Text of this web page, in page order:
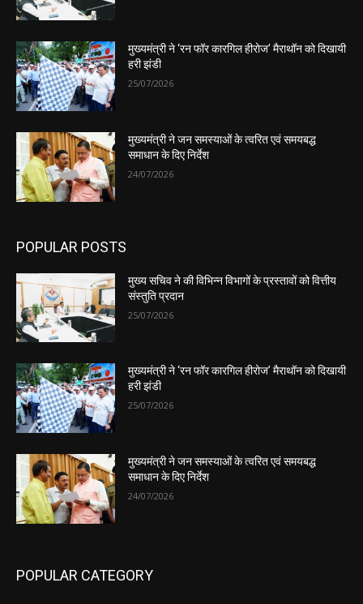
मुख्यमंत्री ने ‘रन फॉर कारगिल हीरोज’ मैराथॉन को दिखायी
हरी झंडी
25/07/2026
मुख्यमंत्री ने जन समस्याओं के त्वरित एवं समयबद्ध
समाधान के दिए निर्देश
24/07/2026
POPULAR POSTS
मुख्य सचिव ने की विभिन्न विभागों के प्रस्तावों को वित्तीय
संस्तुति प्रदान
25/07/2026
मुख्यमंत्री ने ‘रन फॉर कारगिल हीरोज’ मैराथॉन को दिखायी
हरी झंडी
25/07/2026
मुख्यमंत्री ने जन समस्याओं के त्वरित एवं समयबद्ध
समाधान के दिए निर्देश
24/07/2026
POPULAR CATEGORY